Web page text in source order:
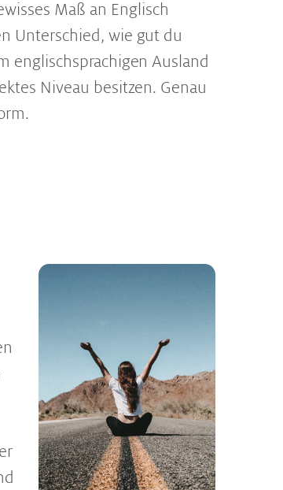
Maß an Englisch
Unterschied, wie gut du
englischsprachigen Ausland
Niveau besitzen. Genau